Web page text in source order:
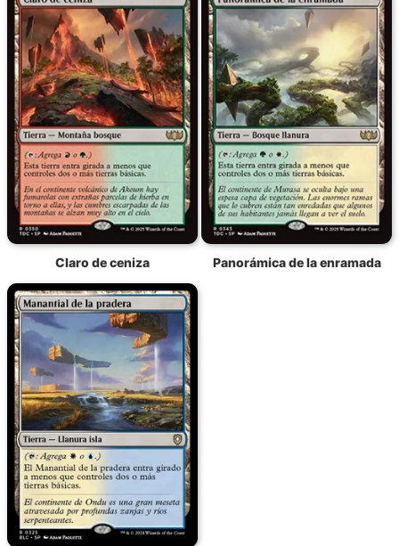
Claro de ceniza Panorámica de la enramada